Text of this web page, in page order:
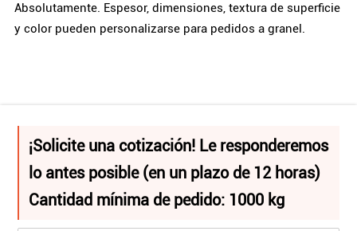
Absolutamente. Espesor, dimensiones, textura de superficie
y color pueden personalizarse para pedidos a granel.
¡Solicite una cotización! Le responderemos
lo antes posible (en un plazo de 12 horas)
Cantidad mínima de pedido: 1000 kg